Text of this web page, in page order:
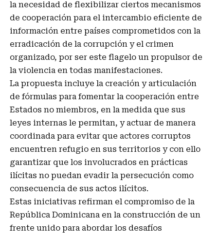
la necesidad de flexibilizar ciertos mecanismos
de cooperación para el intercambio eficiente de
información entre países comprometidos con la
erradicación de la corrupción y el crimen
organizado, por ser este flagelo un propulsor de
la violencia en todas manifestaciones.
La propuesta incluye la creación y articulación
de fórmulas para fomentar la cooperación entre
Estados no miembros, en la medida que sus
leyes internas le permitan, y actuar de manera
coordinada para evitar que actores corruptos
encuentren refugio en sus territorios y con ello
garantizar que los involucrados en prácticas
ilícitas no puedan evadir la persecución como
consecuencia de sus actos ilícitos.
Estas iniciativas refirman el compromiso de la
República Dominicana en la construcción de un
frente unido para abordar los desafíos